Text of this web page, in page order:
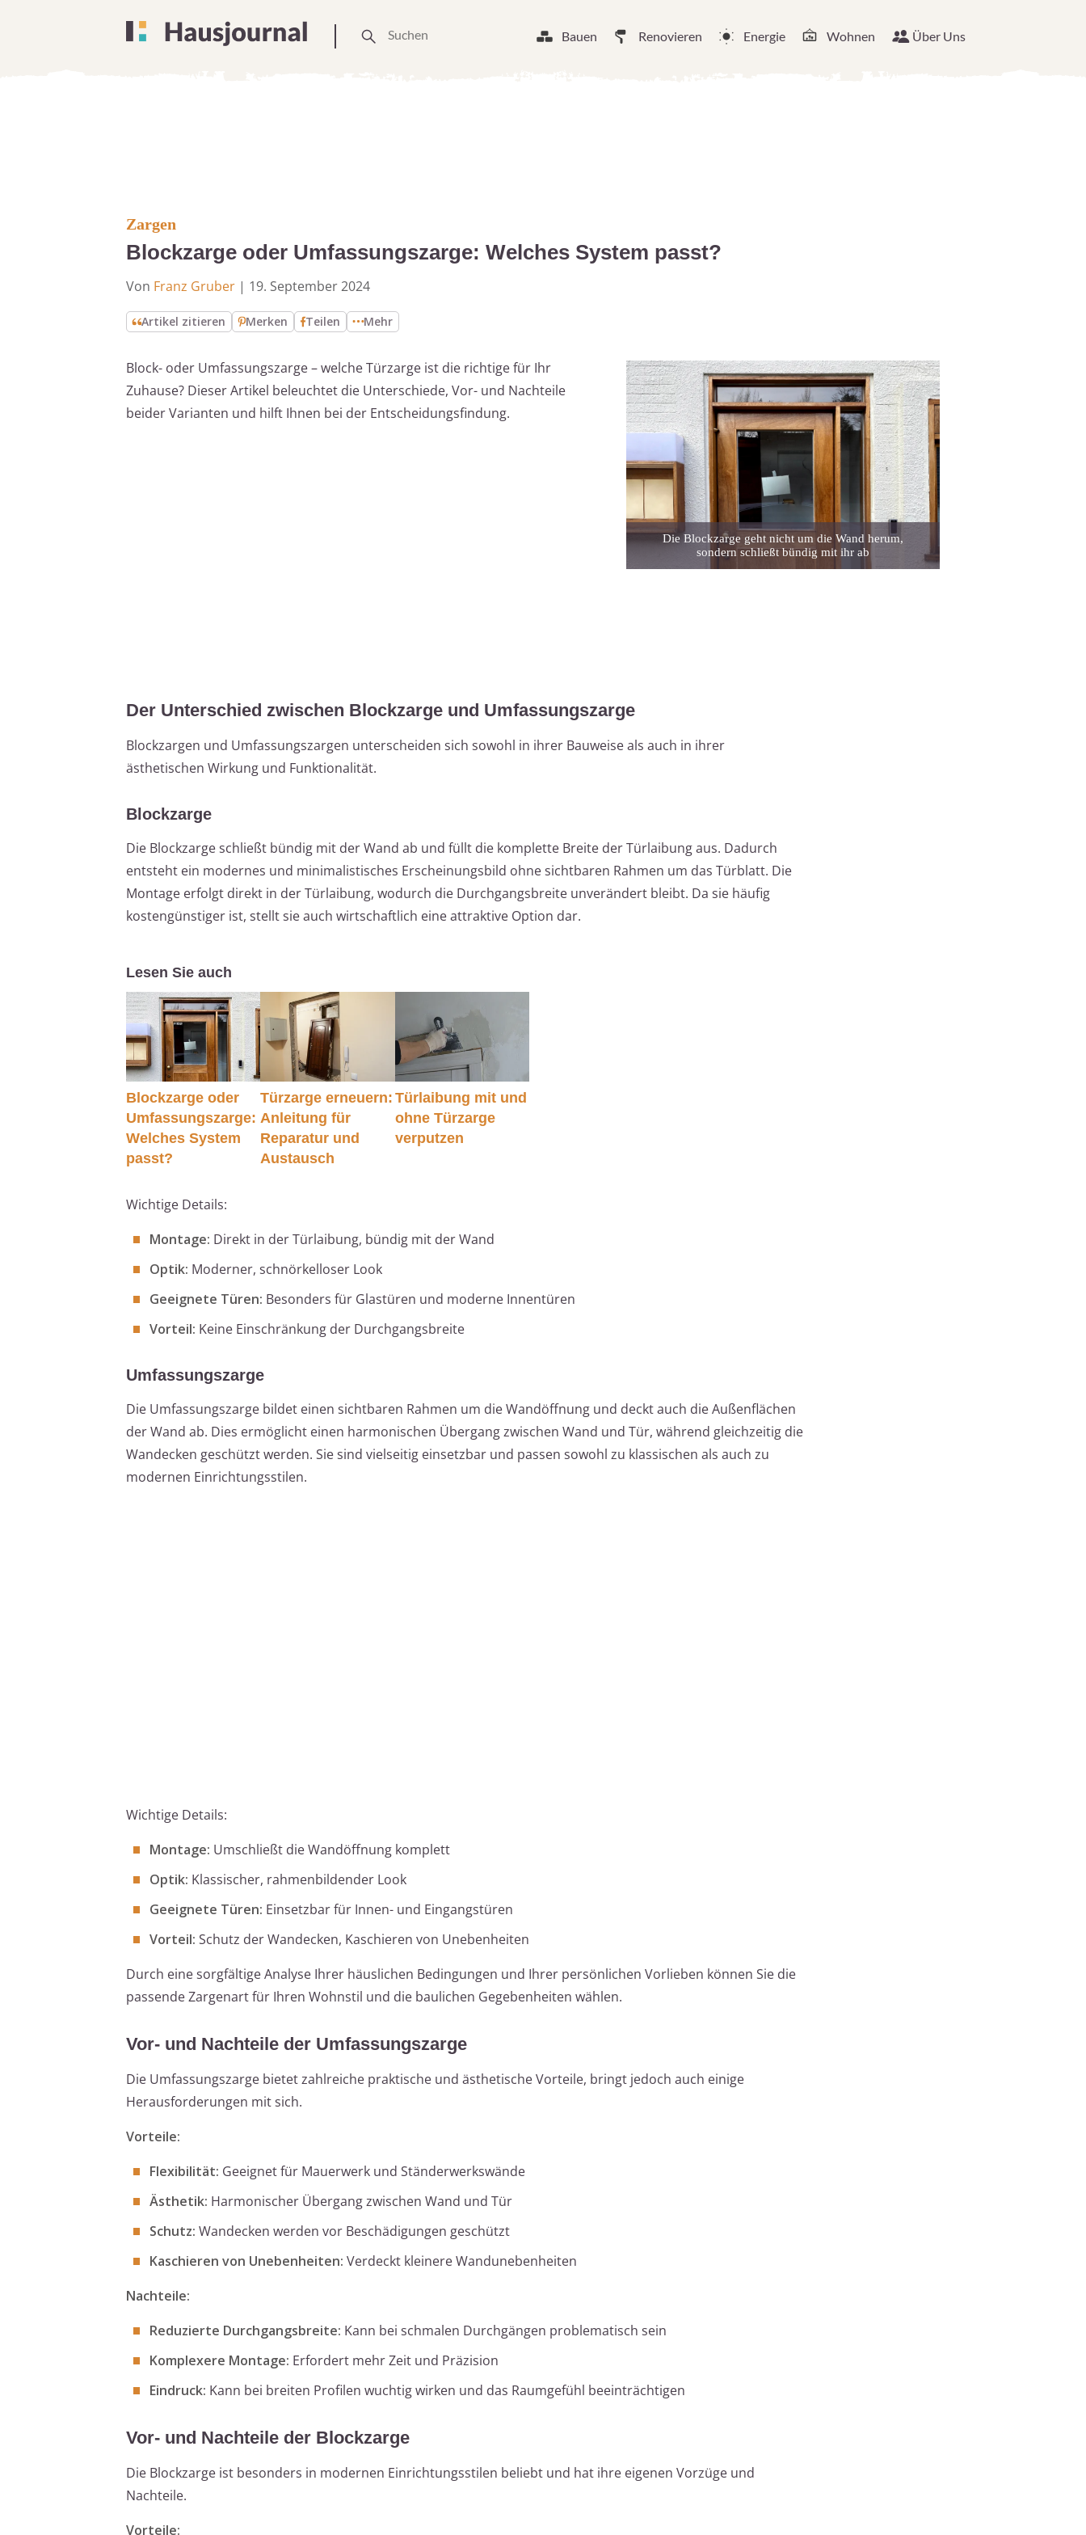
Bauen Renovieren Energie Wohnen Über Uns
Zargen
Blockzarge oder Umfassungszarge: Welches System passt?
Von Franz Gruber | 19. September 2024
Artikel zitieren Merken Teilen Mehr
Block- oder Umfassungszarge – welche Türzarge ist die richtige für Ihr
Zuhause? Dieser Artikel beleuchtet die Unterschiede, Vor- und Nachteile
beider Varianten und hilft Ihnen bei der Entscheidungsfindung.
Die Blockzarge geht nicht um die Wand herum,
sondern schließt bündig mit ihr ab
Der Unterschied zwischen Blockzarge und Umfassungszarge
Blockzargen und Umfassungszargen unterscheiden sich sowohl in ihrer Bauweise als auch in ihrer
ästhetischen Wirkung und Funktionalität.
Blockzarge
Die Blockzarge schließt bündig mit der Wand ab und füllt die komplette Breite der Türlaibung aus. Dadurch
entsteht ein modernes und minimalistisches Erscheinungsbild ohne sichtbaren Rahmen um das Türblatt. Die
Montage erfolgt direkt in der Türlaibung, wodurch die Durchgangsbreite unverändert bleibt. Da sie häufig
kostengünstiger ist, stellt sie auch wirtschaftlich eine attraktive Option dar.
Lesen Sie auch
Blockzarge oder
Umfassungszarge:
Welches System
passt?
Türzarge erneuern:
Anleitung für
Reparatur und
Austausch
Türlaibung mit und
ohne Türzarge
verputzen
Wichtige Details:
Montage: Direkt in der Türlaibung, bündig mit der Wand
Optik: Moderner, schnörkelloser Look
Geeignete Türen: Besonders für Glastüren und moderne Innentüren
Vorteil: Keine Einschränkung der Durchgangsbreite
Umfassungszarge
Die Umfassungszarge bildet einen sichtbaren Rahmen um die Wandöffnung und deckt auch die Außenflächen
der Wand ab. Dies ermöglicht einen harmonischen Übergang zwischen Wand und Tür, während gleichzeitig die
Wandecken geschützt werden. Sie sind vielseitig einsetzbar und passen sowohl zu klassischen als auch zu
modernen Einrichtungsstilen.
Wichtige Details:
Montage: Umschließt die Wandöffnung komplett
Optik: Klassischer, rahmenbildender Look
Geeignete Türen: Einsetzbar für Innen- und Eingangstüren
Vorteil: Schutz der Wandecken, Kaschieren von Unebenheiten
Durch eine sorgfältige Analyse Ihrer häuslichen Bedingungen und Ihrer persönlichen Vorlieben können Sie die
passende Zargenart für Ihren Wohnstil und die baulichen Gegebenheiten wählen.
Vor- und Nachteile der Umfassungszarge
Die Umfassungszarge bietet zahlreiche praktische und ästhetische Vorteile, bringt jedoch auch einige
Herausforderungen mit sich.
Vorteile:
Flexibilität: Geeignet für Mauerwerk und Ständerwerkswände
Ästhetik: Harmonischer Übergang zwischen Wand und Tür
Schutz: Wandecken werden vor Beschädigungen geschützt
Kaschieren von Unebenheiten: Verdeckt kleinere Wandunebenheiten
Nachteile:
Reduzierte Durchgangsbreite: Kann bei schmalen Durchgängen problematisch sein
Komplexere Montage: Erfordert mehr Zeit und Präzision
Eindruck: Kann bei breiten Profilen wuchtig wirken und das Raumgefühl beeinträchtigen
Vor- und Nachteile der Blockzarge
Die Blockzarge ist besonders in modernen Einrichtungsstilen beliebt und hat ihre eigenen Vorzüge und
Nachteile.
Vorteile: